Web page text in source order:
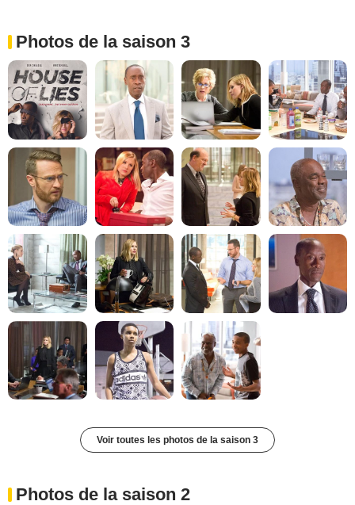
Photos de la saison 3
Voir toutes les photos de la saison 3
Photos de la saison 2